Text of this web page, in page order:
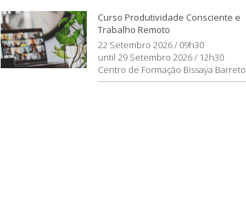
Curso Produtividade Consciente e
Trabalho Remoto
22 Setembro 2026 / 09h30
until 29 Setembro 2026 / 12h30
Centro de Formação Bissaya Barreto